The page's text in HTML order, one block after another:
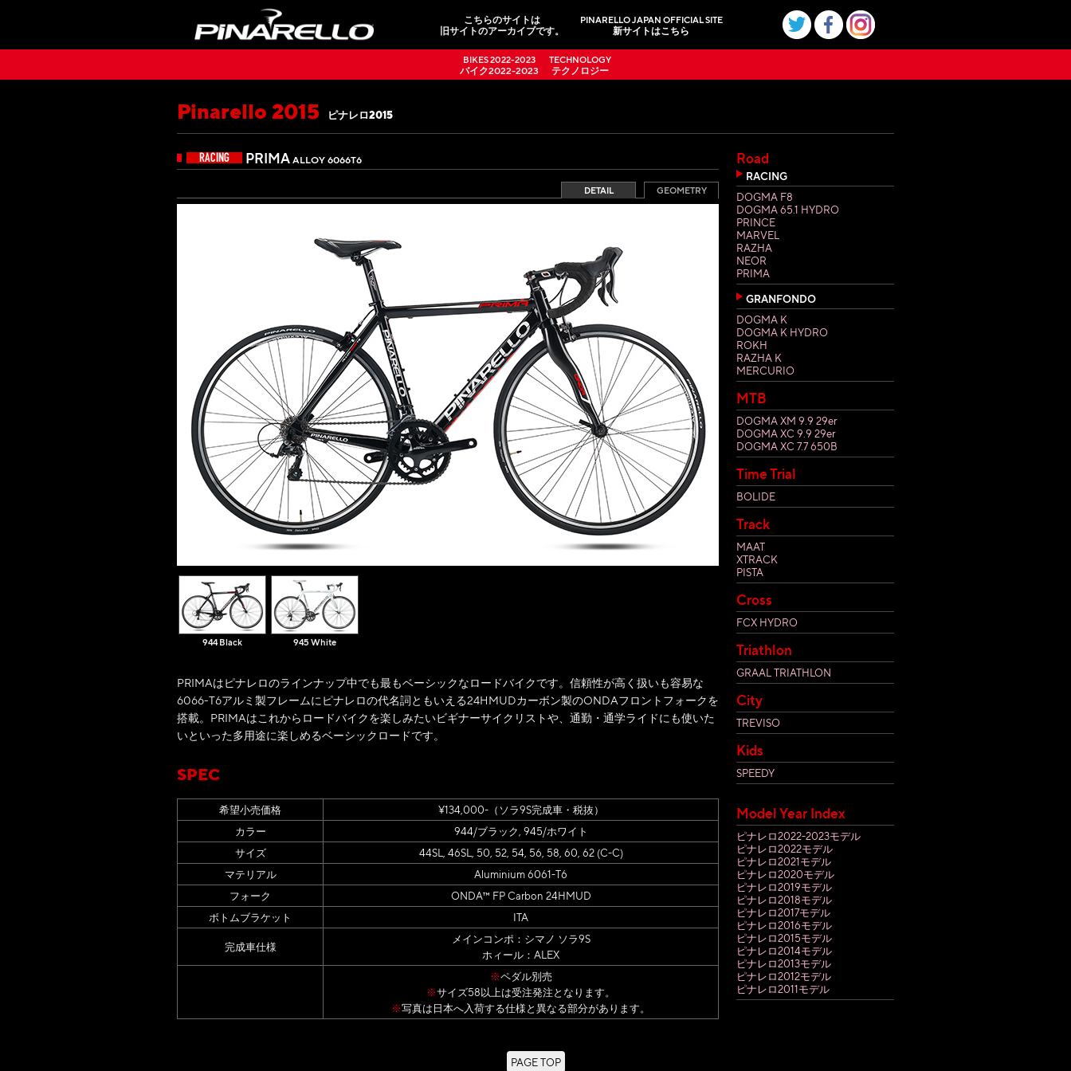
こちらのサイトは
旧サイトのアーカイブです。
PINARELLO JAPAN OFFICIAL SITE
新サイトはこちら
BIKES 2022-2023
バイク2022-2023
TECHNOLOGY
テクノロジー
Pinarello 2015 ピナレロ2015
PRIMAALLOY 6066T6
GEOMETRY
DETAIL
944 Black 945 White
PRIMAはピナレロのラインナップ中でも最もベーシックなロードバイクです。信頼性が高く扱いも容易な
6066-T6アルミ製フレームにピナレロの代名詞ともいえる24HMUDカーボン製のONDAフロントフォークを
搭載。PRIMAはこれからロードバイクを楽しみたいビギナーサイクリストや、通勤・通学ライドにも使いた
いといった多用途に楽しめるベーシックロードです。
SPEC
希望小売価格
¥134,000-（ソラ9S完成車・税抜）
カラー
944/ブラック, 945/ホワイト
サイズ
44SL, 46SL, 50, 52, 54, 56, 58, 60, 62 (C-C)
マテリアル
Aluminium 6061-T6
フォーク
ONDA™ FP Carbon 24HMUD
ボトムブラケット
ITA
完成車仕様
メインコンポ：シマノ ソラ9S
ホィール：ALEX
※ペダル別売
※サイズ58以上は受注発注となります。
※写真は日本へ入荷する仕様と異なる部分があります。
Road
RACING
DOGMA F8
DOGMA 65.1 HYDRO
PRINCE
MARVEL
RAZHA
NEOR
PRIMA
GRANFONDO
DOGMA K
DOGMA K HYDRO
ROKH
RAZHA K
MERCURIO
MTB
DOGMA XM 9.9 29er
DOGMA XC 9.9 29er
DOGMA XC 7.7 650B
Time Trial
BOLIDE
Track
MAAT
XTRACK
PISTA
Cross
FCX HYDRO
Triathlon
GRAAL TRIATHLON
City
TREVISO
Kids
SPEEDY
Model Year Index
ピナレロ2022-2023モデル
ピナレロ2022モデル
ピナレロ2021モデル
ピナレロ2020モデル
ピナレロ2019モデル
ピナレロ2018モデル
ピナレロ2017モデル
ピナレロ2016モデル
ピナレロ2015モデル
ピナレロ2014モデル
ピナレロ2013モデル
ピナレロ2012モデル
ピナレロ2011モデル
PAGE TOP